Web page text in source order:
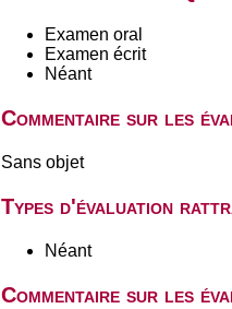
Examen oral
Examen écrit
Néant
Commentaire sur les
Sans objet
Types d'évaluation
Néant
Commentaire sur les